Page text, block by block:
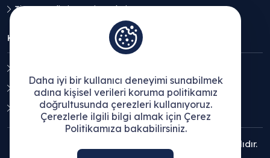
Ticaret Geliştirme Hizmetleri
KVKK
Açık Rıza Beyanı
Çerez Politikası
© 2025 Ege Bölgesi Sanayi Odası - Tüm hakları saklıdır.
Daha iyi bir kullanıcı deneyimi sunabilmek
adına kişisel verileri koruma politikamız
doğrultusunda çerezleri kullanıyoruz.
Çerezlerle ilgili bilgi almak için Çerez
Politikamıza bakabilirsiniz.